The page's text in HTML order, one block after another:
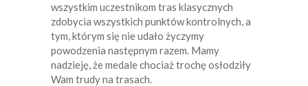
wszystkim uczestnikom tras klasycznych
zdobycia wszystkich punktów kontrolnych, a
tym, którym się nie udało życzymy
powodzenia następnym razem. Mamy
nadzieję, że medale chociaż trochę osłodziły
Wam trudy na trasach.